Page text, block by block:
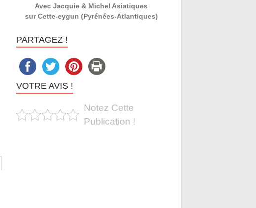
Avec Jacquie & Michel Asiatiques
sur Cette-eygun (Pyrénées-Atlantiques)
PARTAGEZ !
VOTRE AVIS !
Notez Cette
Publication !